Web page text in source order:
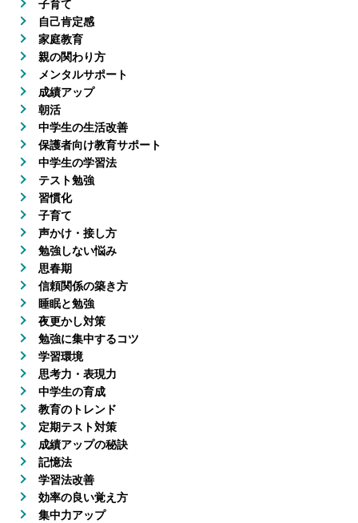
子育て
自己肯定感
家庭教育
親の関わり方
メンタルサポート
成績アップ
朝活
中学生の生活改善
保護者向け教育サポート
中学生の学習法
テスト勉強
習慣化
子育て
声かけ・接し方
勉強しない悩み
思春期
信頼関係の築き方
睡眠と勉強
夜更かし対策
勉強に集中するコツ
学習環境
思考力・表現力
中学生の育成
教育のトレンド
定期テスト対策
成績アップの秘訣
記憶法
学習法改善
効率の良い覚え方
集中力アップ